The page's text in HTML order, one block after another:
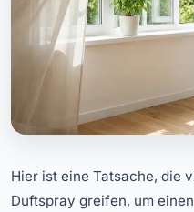
Hier ist eine Tatsache, die
Duftspray greifen, um